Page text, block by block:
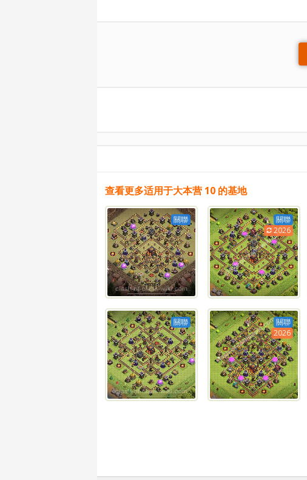
查看更多适用于大本营 10 的基地
關聯
關聯
2026
關聯
關聯
2026